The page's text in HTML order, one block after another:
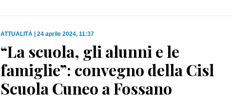
ATTUALITÀ 24 aprile 2024, 11:37
“La scuola, gli alunni e le
famiglie”: convegno della Cisl
Scuola Cuneo a Fossano